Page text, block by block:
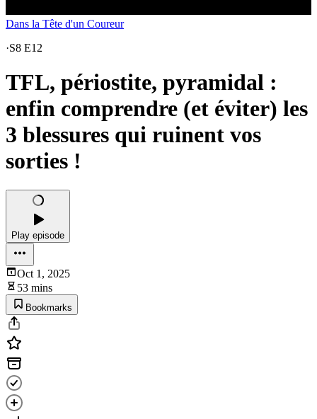
Dans la Tête d'un Coureur
·S8 E12
TFL, périostite, pyramidal :
enfin comprendre (et éviter) les
3 blessures qui ruinent vos
sorties !
Play episode
Oct 1, 2025
53 mins
Bookmarks